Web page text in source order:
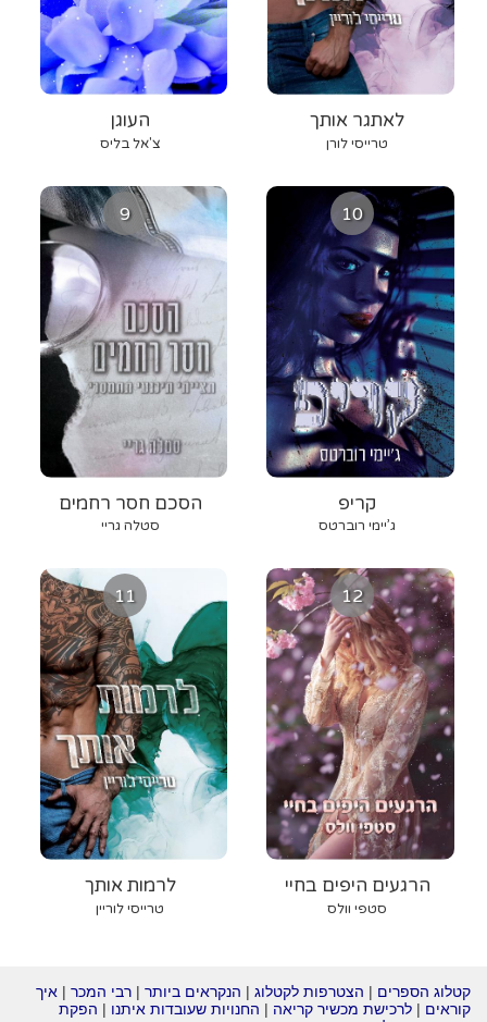
העוגן
צ'אל בליס
לאתגר אותך
טרייסי לורן
9
הסכם חסר רחמים
סטלה גריי
10
קריפ
ג’יימי רוברטס
11
לרמות אותך
טרייסי לוריין
12
הרגעים היפים בחיי
סטפי וולס
קטלוג הספרים | הצטרפות לקטלוג | הנקראים ביותר | רבי המכר | איך
קוראים | לרכישת מכשיר קריאה | החנויות שעובדות איתנו | הפקת